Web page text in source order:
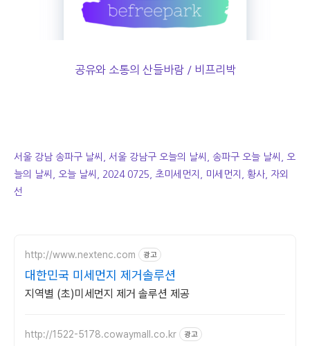
공유와 소통의 산들바람 / 비프리박
서울 강남 송파구 날씨, 서울 강남구 오늘의 날씨, 송파구 오늘 날씨, 오
늘의 날씨, 오늘 날씨, 2024 0725, 초미세먼지, 미세먼지, 황사, 자외
선
http://www.nextenc.com 광고
대한민국 미세먼지 제거솔루션
지역별 (초)미세먼지 제거 솔루션 제공
http://1522-5178.cowaymall.co.kr 광고